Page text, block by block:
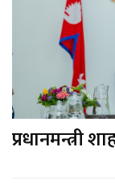
प्रधानमन्त्री